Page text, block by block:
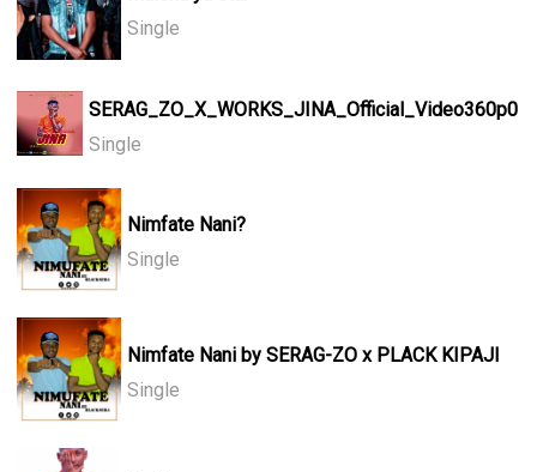
Single
SERAG_ZO_X_WORKS_JINA_Official_Video360p0
Single
Nimfate Nani?
Single
Nimfate Nani by SERAG-ZO x PLACK KIPAJI
Single